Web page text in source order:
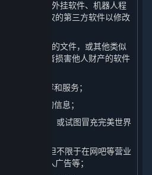
用作弊程序、外挂软件、机器人程
其他未经授权的第三方软件以修改
、木马、蠕虫的文件，或其他类似
正常运行或者损害他人财产的软件
用户使用内容和服务；
集平台用户的信息；
建虚假身份，或试图冒充完美世界
服务，包括但不限于在网吧等营业
在游戏中插入广告等；